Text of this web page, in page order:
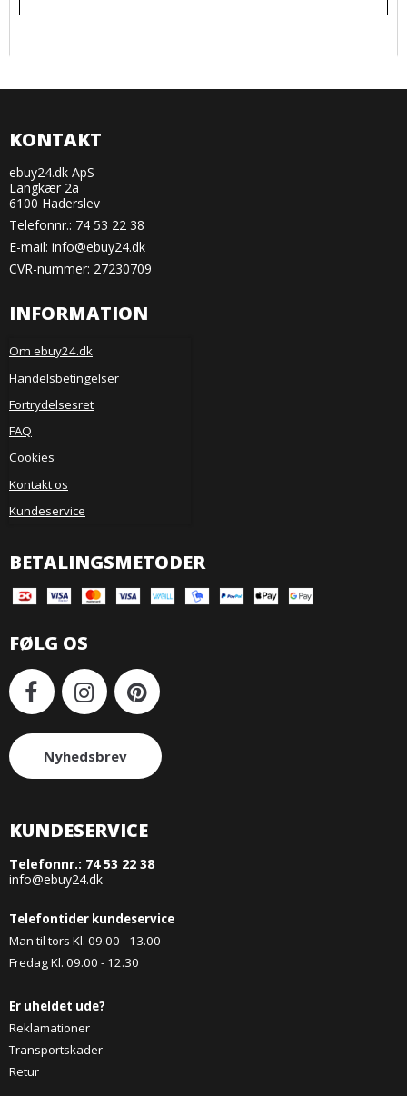
KONTAKT
ebuy24.dk ApS
Langkær 2a
6100 Haderslev
Telefonnr.: 74 53 22 38
E-mail: info@ebuy24.dk
CVR-nummer: 27230709
INFORMATION
Om ebuy24.dk
Handelsbetingelser
Fortrydelsesret
FAQ
Cookies
Kontakt os
Kundeservice
BETALINGSMETODER
FØLG OS
Nyhedsbrev
KUNDESERVICE
Telefonnr.: 74 53 22 38
info@ebuy24.dk
Telefontider kundeservice
Man til tors Kl. 09.00 - 13.00
Fredag Kl. 09.00 - 12.30
Er uheldet ude?
Reklamationer
Transportskader
Retur